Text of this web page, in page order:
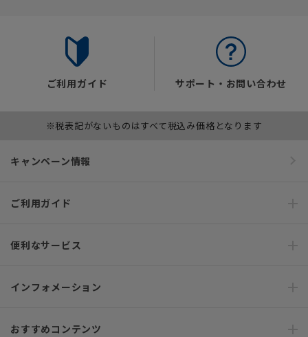
ご利用ガイド サポート・お問い合わせ
※税表記がないものはすべて税込み価格となります
キャンペーン情報
ご利用ガイド
便利なサービス
インフォメーション
おすすめコンテンツ